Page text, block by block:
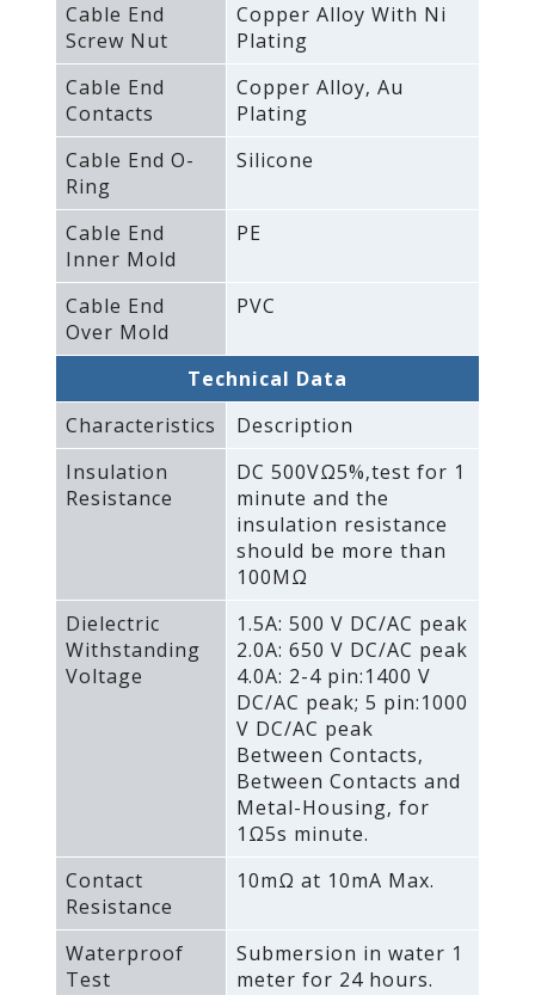
Cable End
Screw Nut
Copper Alloy With Ni
Plating
Cable End
Contacts
Copper Alloy‚ Au
Plating
Cable End O-
Ring
Silicone
Cable End
Inner Mold
PE
Cable End
Over Mold
PVC
Technical Data
Characteristics
Description
Insulation
Resistance
DC 500VΩ5%‚test for 1
minute and the
insulation resistance
should be more than
100MΩ
Dielectric
Withstanding
Voltage
1.5A: 500 V DC/AC peak
2.0A: 650 V DC/AC peak
4.0A: 2-4 pin:1400 V
DC/AC peak; 5 pin:1000
V DC/AC peak
Between Contacts‚
Between Contacts and
Metal-Housing‚ for
1Ω5s minute.
Contact
Resistance
10mΩ at 10mA Max.
Waterproof
Test
Submersion in water 1
meter for 24 hours.